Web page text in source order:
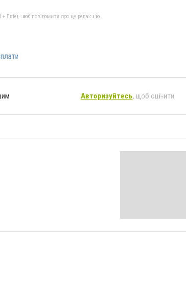
+ Enter, щоб повідомити про це редакцію
Авторизуйтесь, щоб оцінити